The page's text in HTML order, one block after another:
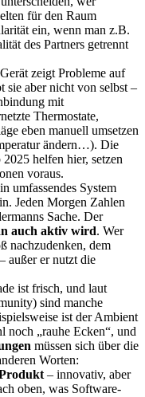
für den Raum
ein, wenn man z.B.
des Partners getrennt
zeigt Probleme auf
sie aber nicht von selbst –
mit
Thermostate,
eben manuell umsetzen
ändern…). Die
helfen hier, setzen
voraus.
umfassendes System
Jeden Morgen Zahlen
Sache. Der
auch aktiv wird. Wer
nachzudenken, dem
außer er nutzt die
ist frisch, und laut
sind manche
ist der Ambient
noch „rauhe Ecken“, und
müssen sich über die
Worten:
– innovativ, aber
oben, was Software-